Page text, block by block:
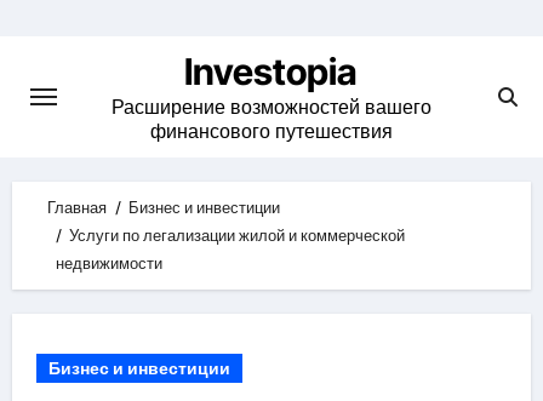
content
Investopia
Расширение возможностей вашего
финансового путешествия
Главная
Бизнес и инвестиции
Услуги по легализации жилой и коммерческой
недвижимости
Бизнес и инвестиции